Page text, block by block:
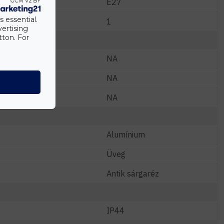
E27
1
NA
NA
NA
Alumínium
Üveg
Antik sárgaréz
IP44
essential.
For